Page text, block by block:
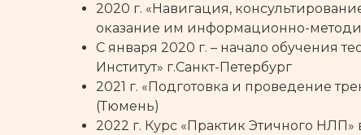
2020 г. «Навигация,
оказание им информационно-
С января 2020 г. – начало обучения
Институт» г.Санкт-Петербург
2021 г. «Подготовка и проведение
(Тюмень)
2022 г. Курс «Практик Этичного